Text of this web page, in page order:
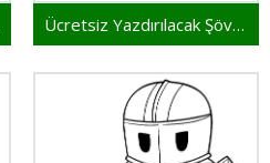
Ücretsiz Yazdırılacak Şövalye